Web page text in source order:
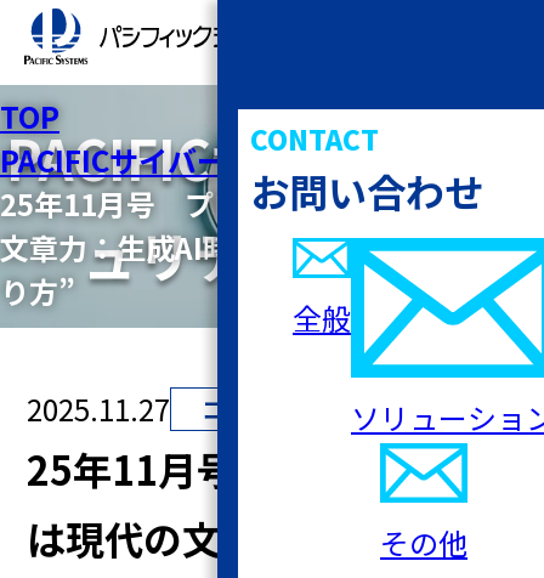
CONTACT
お問い合わせ
全般
ソリューショ
その他
PACIFICサイバーセキ
ュリティ研究所
TOP
PACIFICサイバーセキュリティ研究所
25年11月号 プロンプト力は現代の
文章力：生成AI時代の“伝え方”と”守
り方”
2025.11.27 コラム
25年11月号 プロンプト力
は現代の文章力：生成AI時